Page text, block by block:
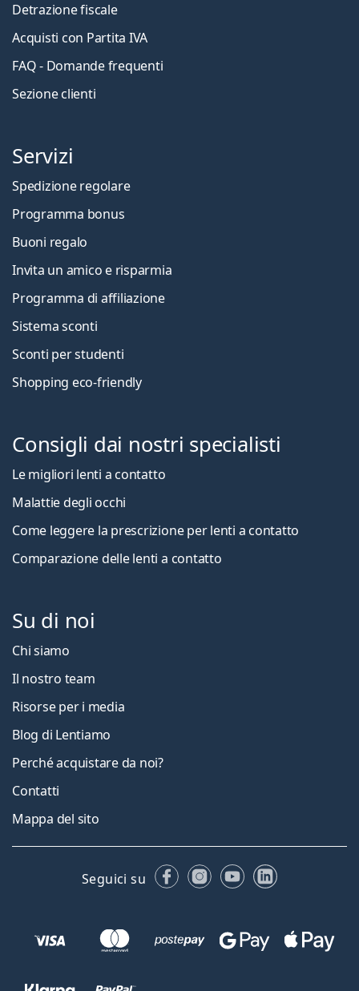
Detrazione fiscale
Acquisti con Partita IVA
FAQ - Domande frequenti
Sezione clienti
Servizi
Spedizione regolare
Programma bonus
Buoni regalo
Invita un amico e risparmia
Programma di affiliazione
Sistema sconti
Sconti per studenti
Shopping eco-friendly
Consigli dai nostri specialisti
Le migliori lenti a contatto
Malattie degli occhi
Come leggere la prescrizione per lenti a contatto
Comparazione delle lenti a contatto
Su di noi
Chi siamo
Il nostro team
Risorse per i media
Blog di Lentiamo
Perché acquistare da noi?
Contatti
Mappa del sito
Seguici su FacebookInstagram
YouTubeLinkedIn